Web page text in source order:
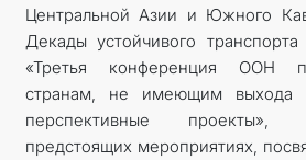
Центральной Азии и Южного
Декады устойчивого
«Третья конференция ООН
странам, не имеющим
перспективные
предстоящих мероприятиях,